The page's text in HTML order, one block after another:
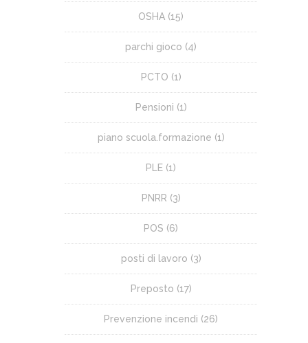
OSHA (15)
parchi gioco (4)
PCTO (1)
Pensioni (1)
piano scuola.formazione (1)
PLE (1)
PNRR (3)
POS (6)
posti di lavoro (3)
Preposto (17)
Prevenzione incendi (26)